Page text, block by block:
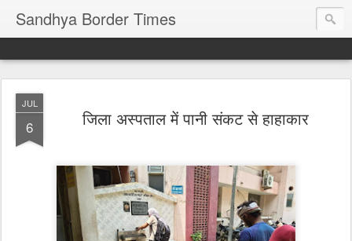
Sandhya Border Times
JUL
6 जिला अस्पताल में पानी संकट से हाहाकार